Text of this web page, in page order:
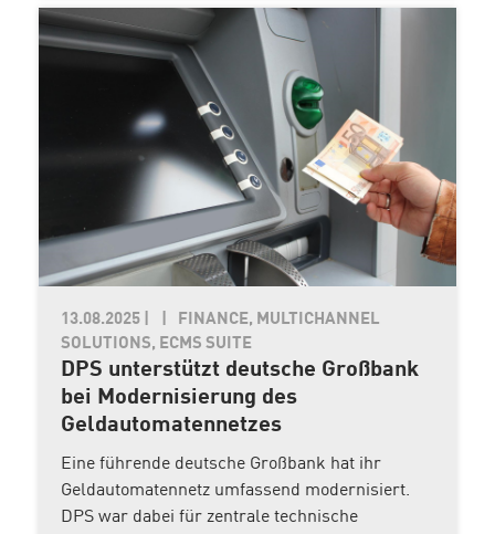
13.08.2025
FINANCE, MULTICHANNEL
SOLUTIONS, ECMS SUITE
DPS unterstützt deutsche Großbank
bei Modernisierung des
Geldautomatennetzes
Eine führende deutsche Großbank hat ihr
Geldautomatennetz umfassend modernisiert.
DPS war dabei für zentrale technische